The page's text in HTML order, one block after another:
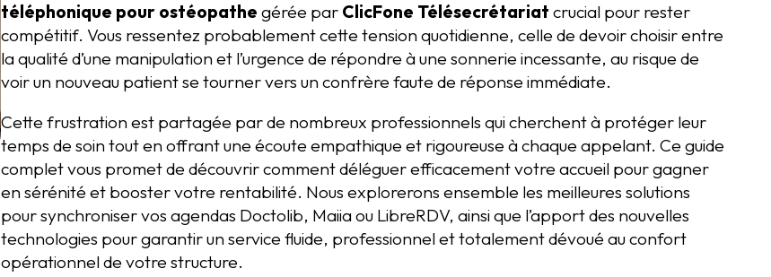
téléphonique pour ostéopathe gérée par ClicFone Télésecrétariat crucial pour rester
compétitif. Vous ressentez probablement cette tension quotidienne, celle de devoir choisir entre
la qualité d’une manipulation et l’urgence de répondre à une sonnerie incessante, au risque de
voir un nouveau patient se tourner vers un confrère faute de réponse immédiate.
Cette frustration est partagée par de nombreux professionnels qui cherchent à protéger leur
temps de soin tout en offrant une écoute empathique et rigoureuse à chaque appelant. Ce guide
complet vous promet de découvrir comment déléguer efficacement votre accueil pour gagner
en sérénité et booster votre rentabilité. Nous explorerons ensemble les meilleures solutions
pour synchroniser vos agendas Doctolib, Maiia ou LibreRDV, ainsi que l’apport des nouvelles
technologies pour garantir un service fluide, professionnel et totalement dévoué au confort
opérationnel de votre structure.